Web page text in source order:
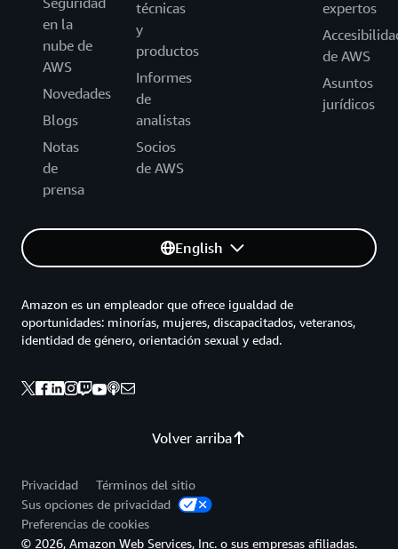
en la
nube de
AWS
Novedades
Blogs
Notas
de
prensa
técnicas
y
productos
Informes
de
analistas
Socios
de AWS
expertos
de AWS
Asuntos
jurídicos
English
Volver arriba
Amazon es un empleador que ofrece igualdad de
oportunidades: minorías, mujeres, discapacitados, veteranos,
identidad de género, orientación sexual y edad.
Privacidad
Términos del sitio
Sus opciones de privacidad
Preferencias de cookies
© 2026, Amazon Web Services, Inc. o sus empresas afiliadas.